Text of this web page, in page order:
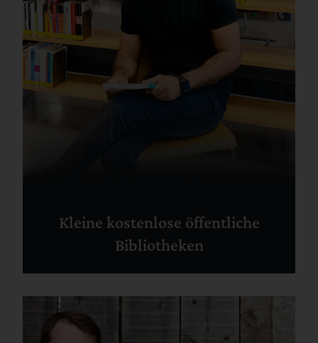
Kleine kostenlose öffentliche
Bibliotheken